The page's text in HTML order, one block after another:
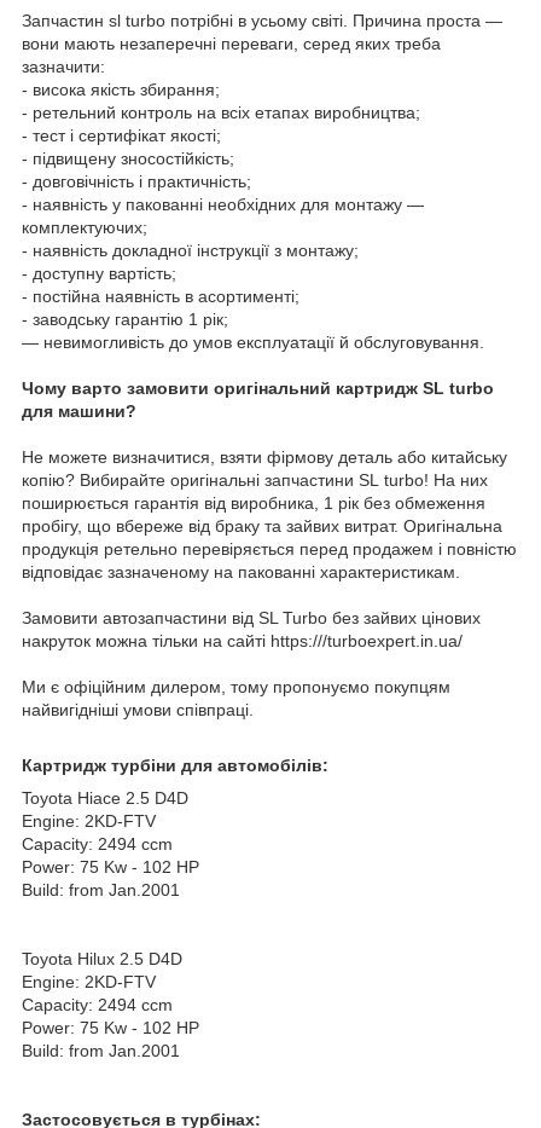
Запчастин sl turbo потрібні в усьому світі. Причина проста —
вони мають незаперечні переваги, серед яких треба
зазначити:
- висока якість збирання;
- ретельний контроль на всіх етапах виробництва;
- тест і сертифікат якості;
- підвищену зносостійкість;
- довговічність і практичність;
- наявність у пакованні необхідних для монтажу —
комплектуючих;
- наявність докладної інструкції з монтажу;
- доступну вартість;
- постійна наявність в асортименті;
- заводську гарантію 1 рік;
— невимогливість до умов експлуатації й обслуговування.
Чому варто замовити оригінальний картридж SL turbo
для машини?
Не можете визначитися, взяти фірмову деталь або китайську
копію? Вибирайте оригінальні запчастини SL turbo! На них
поширюється гарантія від виробника, 1 рік без обмеження
пробігу, що вбереже від браку та зайвих витрат. Оригінальна
продукція ретельно перевіряється перед продажем і повністю
відповідає зазначеному на пакованні характеристикам.
Замовити автозапчастини від SL Turbo без зайвих цінових
накруток можна тільки на сайті https:///turboexpert.in.ua/
Ми є офіційним дилером, тому пропонуємо покупцям
найвигідніші умови співпраці.
Картридж турбіни для автомобілів:
Toyota Hiace 2.5 D4D
Engine: 2KD-FTV
Capacity: 2494 ccm
Power: 75 Kw - 102 HP
Build: from Jan.2001
Toyota Hilux 2.5 D4D
Engine: 2KD-FTV
Capacity: 2494 ccm
Power: 75 Kw - 102 HP
Build: from Jan.2001
Застосовується в турбінах: